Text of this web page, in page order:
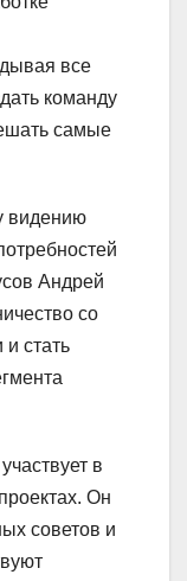
все
команду
самые
видению
Андрей
со
стать
в
Он
советов и